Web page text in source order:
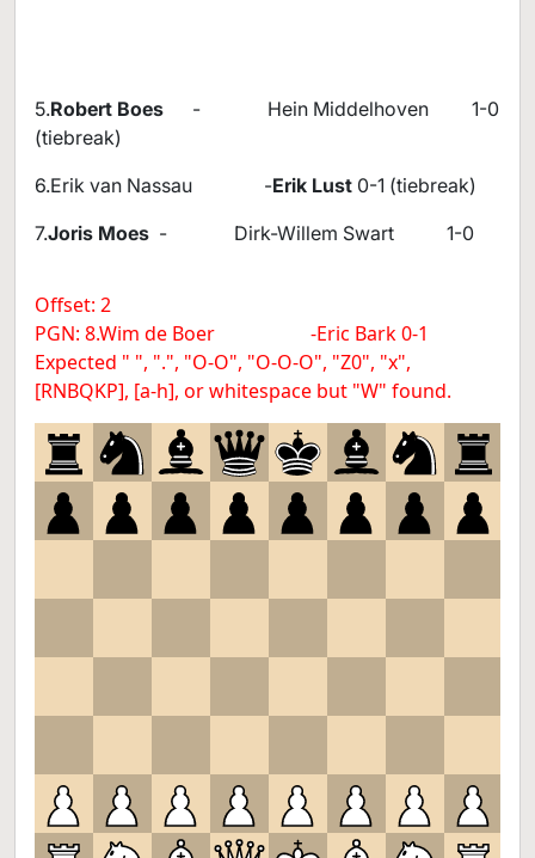
5.Robert Boes - Hein Middelhoven 1-0
(tiebreak)
6.Erik van Nassau -Erik Lust 0-1 (tiebreak)
7.Joris Moes - Dirk-Willem Swart 1-0
Offset: 2
PGN: 8.Wim de Boer -Eric Bark 0-1
Expected " ", ".", "O-O", "O-O-O", "Z0", "x",
[RNBQKP], [a-h], or whitespace but "W" found.